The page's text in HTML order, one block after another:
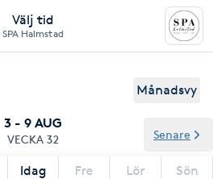
Välj tid
SPA Halmstad
Månadsvy
3 - 9 AUG
VECKA 32
Idag Fre Lör Sön
Senare